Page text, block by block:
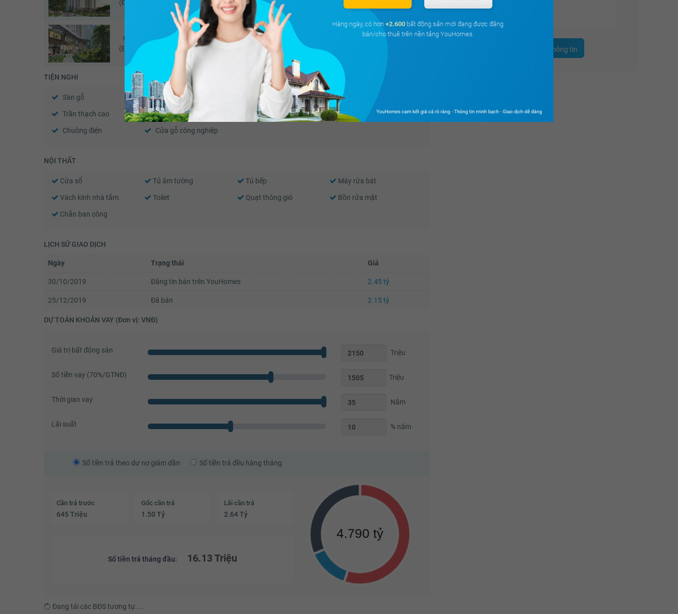
(Đã giao dịch - 06/2026)
Chung cư Sky Central
(Đã giao dịch - 05/2026)
Chung cư Sky Central
TIỆN NGHI
Sàn gỗ Sàn đá Thiết bị báo cháy Nước nóng
Trần thạch cao Tường sơn bả Cửa sổ an toàn Cửa khung nhôm kính
Chuông điện Cửa gỗ công nghiệp
NỘI THẤT
Cửa sổ Tủ âm tường Tủ bếp Máy rửa bát
Vách kính nhà tắm Toilet Quạt thông gió Bồn rửa mặt
Chắn ban công
LỊCH SỬ GIAO DỊCH
Ngày Trạng thái Giá
30/10/2019 Đăng tin bán trên YouHomes 2.45 tỷ
25/12/2019 Đã bán 2.15 tỷ
DỰ TOÁN KHOẢN VAY (Đơn vị: VNĐ)
Giá trị bất động sản Triệu
Số tiền vay (70%/GTNĐ) Triệu
Thời gian vay Năm
Lãi suất % năm
Số tiền trả theo dư nợ giảm dần Số tiền trả đều hàng tháng
Cần trả trước
645 Triệu
Gốc cần trả
1.50 Tỷ
Lãi cần trả
2.64 Tỷ
Số tiền trả tháng đầu: 16.13 Triệu
Đang tải các BĐS tương tự....
Nhận thêm thông tin
Hàng ngày, có hơn +2.600 bất động sản mới đang được đăng
bán/cho thuê trên nền tảng YouHomes.